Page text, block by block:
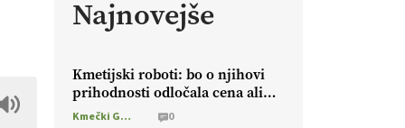
Najnovejše
Kmetijski roboti: bo o njihovi
prihodnosti odločala cena ali
prednosti za kmetijo?
Kmečki Glas 0